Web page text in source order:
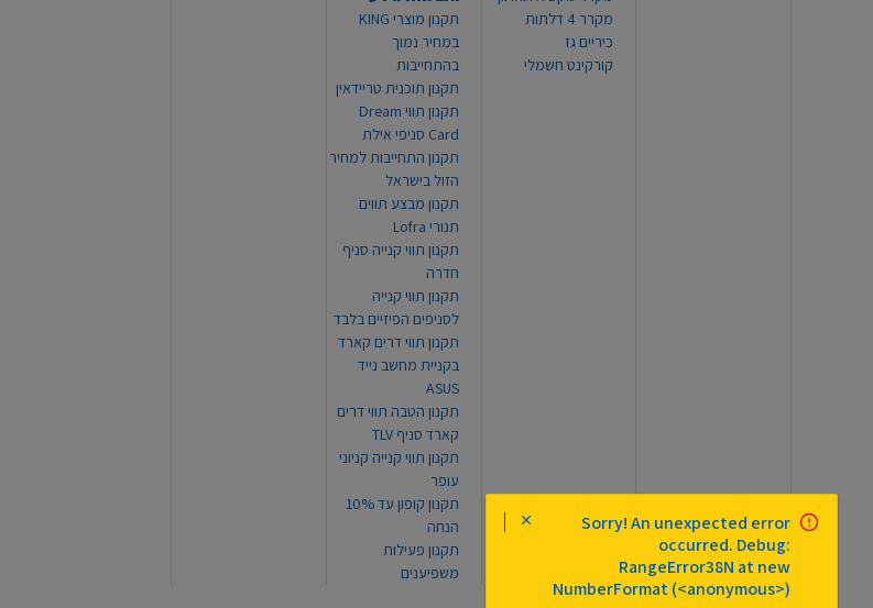
מקרר 4 דלתות
כיריים גז
קורקינט חשמלי
תקנון מוצרי KING
במחיר נמוך
בהתחייבות
תקנון תוכנית טריידאין
תקנון תווי Dream
Card סניפי אילת
תקנון התחייבות למחיר
הזול בישראל
תקנון מבצע תווים
תנורי Lofra
תקנון תווי קנייה סניף
חדרה
תקנון תווי קנייה
לסניפים הפיזיים בלבד
תקנון תווי דרים קארד
בקניית מחשב נייד
ASUS
תקנון הטבה תווי דרים
קארד סניף TLV
תקנון תווי קנייה קניוני
עופר
תקנון קופון עד 10%
הנחה
תקנון פעילות
משפיענים
Sorry! An unexpected error
occurred. Debug:
RangeError38N at new
NumberFormat (<anonymous>)